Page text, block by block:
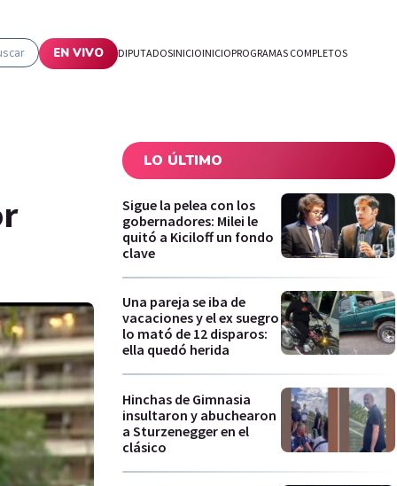
EN VIVO DIPUTADOSINICIOINICIOPROGRAMAS COMPLETOS
LO ÚLTIMO
Sigue la pelea con los
gobernadores: Milei le
quitó a Kiciloff un fondo
clave
Una pareja se iba de
vacaciones y el ex suegro
lo mató de 12 disparos:
ella quedó herida
Hinchas de Gimnasia
insultaron y abuchearon
a Sturzenegger en el
clásico